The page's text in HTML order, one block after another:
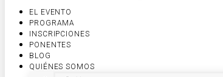
EL EVENTO
PROGRAMA
INSCRIPCIONES
PONENTES
BLOG
QUIÉNES SOMOS